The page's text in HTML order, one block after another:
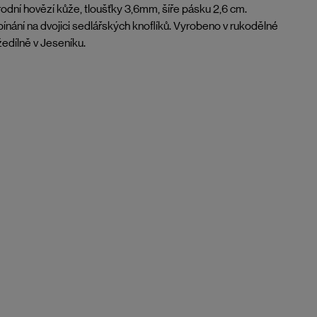
hovězí kůže, tloušťky 3,6mm, šíře pásku 2,6 cm.
na dvojici sedlářských knoflíků. Vyrobeno v rukodělné
v Jeseníku.